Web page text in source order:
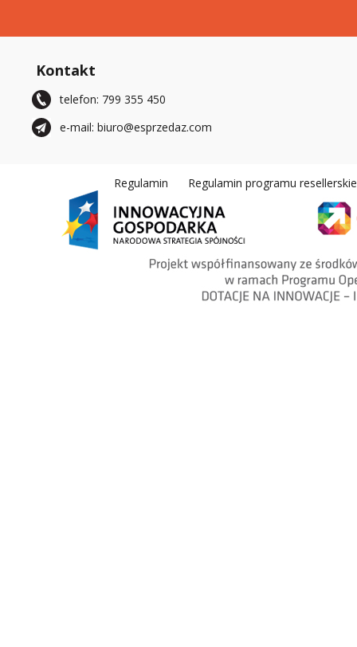
Kontakt
telefon: 799 355 450
e-mail: biuro@esprzedaz.com
Regulamin Regulamin programu